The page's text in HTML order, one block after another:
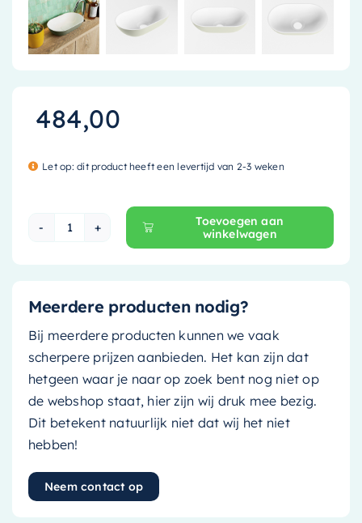
484,00
Let op: dit product heeft een levertijd van 2-3 weken
Mondiaz Waskom Poole - 30cm - army
Toevoegen aan
winkelwagen
Meerdere producten nodig?
Bij meerdere producten kunnen we vaak
scherpere prijzen aanbieden. Het kan zijn dat
hetgeen waar je naar op zoek bent nog niet op
de webshop staat, hier zijn wij druk mee bezig.
Dit betekent natuurlijk niet dat wij het niet
hebben!
Neem contact op